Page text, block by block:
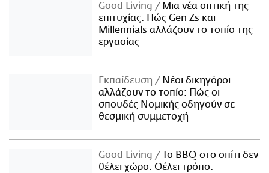
Good Living
Μια νέα οπτική της
επιτυχίας: Πώς Gen Zs και
Millennials αλλάζουν το τοπίο της
εργασίας
Εκπαίδευση
Νέοι δικηγόροι
αλλάζουν το τοπίο: Πώς οι
σπουδές Νομικής οδηγούν σε
θεσμική συμμετοχή
Good Living
Το BBQ στο σπίτι δεν
θέλει χώρο. Θέλει τρόπο.